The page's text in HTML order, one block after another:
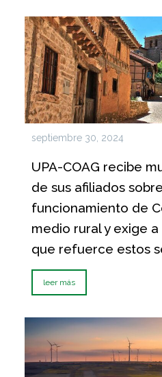
septiembre 30, 2024
UPA-COAG recibe
de sus afiliados
funcionamiento de
medio rural y exige
que refuerce estos
leer más